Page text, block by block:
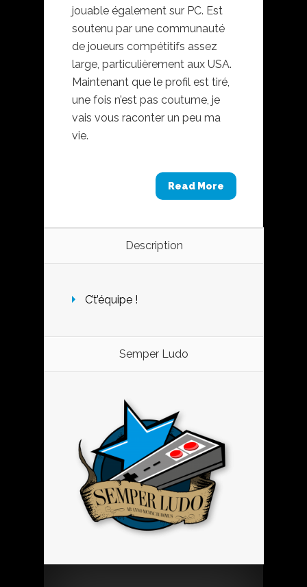
jouable également sur PC. Est
soutenu par une communauté
de joueurs compétitifs assez
large, particulièrement aux USA.
Maintenant que le profil est tiré,
une fois n’est pas coutume, je
vais vous raconter un peu ma
vie.
Read More
Description
C’t’équipe !
Semper Ludo